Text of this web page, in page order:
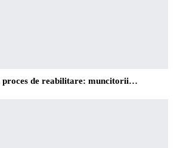
proces de reabilitare: muncitorii…